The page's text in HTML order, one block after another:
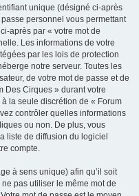
unique (désigné ci-après
personnel vous permettant
après par « votre mot de
Les informations de votre
par les lois de protection
notre serveur. Toutes les
de votre mot de passe et de
Des Cirques » durant votre
la seule discrétion de « Forum
contrôler quelles informations
ou non. De plus, vous
liste de diffusion du logiciel
compte.
à sens unique) afin qu’il soit
pas utiliser le même mot de